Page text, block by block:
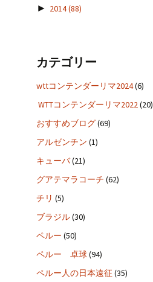
► 2014(88)
カテゴリー
wttコンテンダーリマ2024(6)
WTTコンテンダーリマ2022(20)
おすすめブログ(69)
アルゼンチン (1)
キューバ(21)
グアテマラコーチ (62)
チリ (5)
ブラジル(30)
ペルー (50)
ペルー 卓球(94)
ペルー人の日本遠征 (35)